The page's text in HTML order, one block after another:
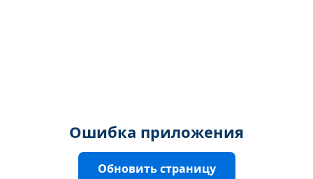
Ошибка приложения
Обновить страницу